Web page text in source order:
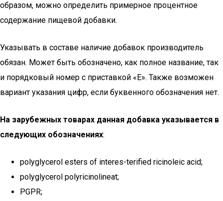
образом, можно определить примерное процентное
содержание пищевой добавки.
Указывать в составе наличие добавок производитель
обязан. Может быть обозначено, как полное название, так
и порядковый номер с приставкой «Е». Также возможен
вариант указания цифр, если буквенного обозначения нет.
На зарубежных товарах данная добавка указывается в
следующих обозначениях:
polyglycerol esters of interes-terified ricinoleic acid;
polyglycerol polyricinolineat;
PGPR;